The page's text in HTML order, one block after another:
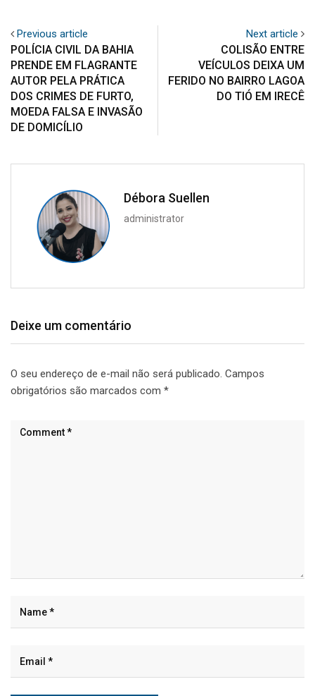
Previous article
POLÍCIA CIVIL DA BAHIA
PRENDE EM FLAGRANTE
AUTOR PELA PRÁTICA
DOS CRIMES DE FURTO,
MOEDA FALSA E INVASÃO
DE DOMICÍLIO
Next article
COLISÃO ENTRE
VEÍCULOS DEIXA UM
FERIDO NO BAIRRO LAGOA
DO TIÓ EM IRECÊ
Débora Suellen
administrator
Deixe um comentário
O seu endereço de e-mail não será publicado. Campos
obrigatórios são marcados com *